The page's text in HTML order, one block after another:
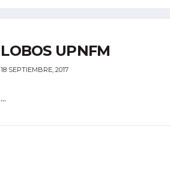
LOBOS UPNFM
18 SEPTIEMBRE, 2017
...